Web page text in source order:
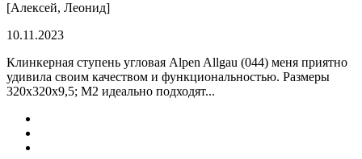
[Алексей, Леонид]
10.11.2023
Клинкерная ступень угловая Alpen Allgau (044) меня приятно
удивила своим качеством и функциональностью. Размеры
320x320x9,5; M2 идеально подходят...